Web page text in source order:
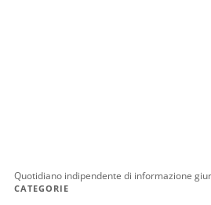
Quotidiano indipendente di informazione
CATEGORIE